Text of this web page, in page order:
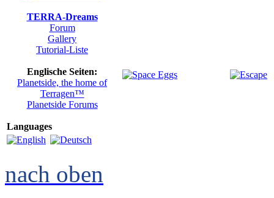
TERRA-Dreams
Forum
Gallery
Tutorial-Liste
Englische Seiten:
Planetside, the home of
Terragen™
Planetside Forums
Languages
nach oben